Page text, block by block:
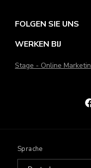
FOLGEN SIE UNS
WERKEN BIJ
Stage - Online
Sprache